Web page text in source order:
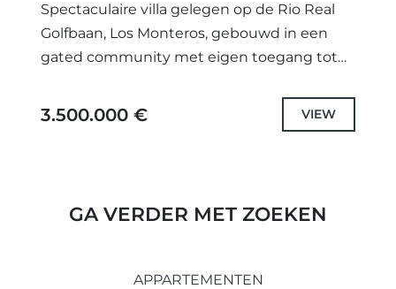
Spectaculaire villa gelegen op de Rio Real
Golfbaan, Los Monteros, gebouwd in een
gated community met eigen toegang tot
met slechts zes villa's van hoge...
3.500.000 € VIEW
GA VERDER MET ZOEKEN
APPARTEMENTEN